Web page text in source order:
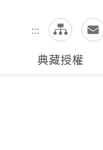
:::
全站搜尋
典藏授權